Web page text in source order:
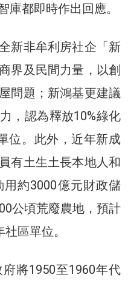
庫都即時作出回應。
新非牟利房社企「新
界及民間力量，以創
問題；新鴻基更建議
，認為釋放10%綠化
位。此外，近年新成
有土生土長本地人和
約3000億元財政儲
公頃荒廢農地，預計
區單位。
將1950至1960年代